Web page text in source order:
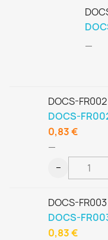
—
DOCS-FR002
DOCS-
—
0,83 €
−
DOCS-FR003
DOCS-
0,83 €